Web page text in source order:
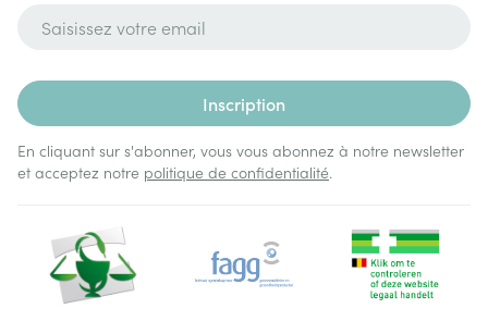
Inscription
En cliquant sur s'abonner, vous vous abonnez à notre newsletter
et acceptez notre politique de confidentialité.